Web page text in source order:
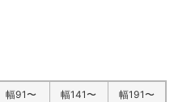
幅91〜
幅141〜
幅191〜